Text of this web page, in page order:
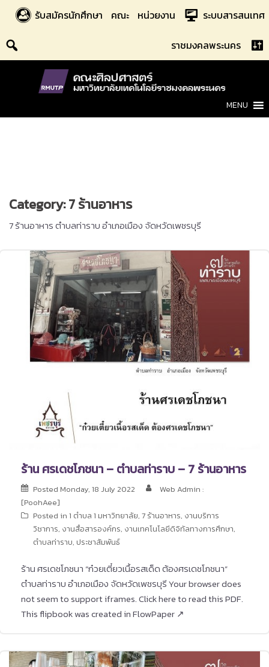
content
รับสมัครนักศึกษา คณะ หน่วยงาน ระบบสารสนเทศ
ราชมงคลพระนคร
MENU
Category:7 ร้านอาหาร
7 ร้านอาหาร ตำบลท่าราบ อำเภอเมือง จัดหวัดเพชรบุรี
ร้าน ศรเดชโภชนา – ตำบลท่าราบ – 7 ร้านอาหาร
Posted Monday, 18 July 2022
Web Admin :
[PoohAee]
Posted in 1 ตำบล 1 มหาวิทยาลัย, 7 ร้านอาหาร, งานบริการ
วิชาการ, งานสื่อสารองค์กร, งานเทคโนโลยีดิจิทัลทางการศึกษา,
ตำบลท่าราบ, ประชาสัมพันธ์
ร้าน ศรเดชโภชนา “ก๋วยเตี๋ยวเนื้อรสเด็ด ต้องศรเดชโภชนา”
ตำบลท่าราบ อำเภอเมือง จัดหวัดเพชรบุรี Your browser does
not seem to support iframes. Click here to read this PDF.
This flipbook was created in FlowPaper ↗